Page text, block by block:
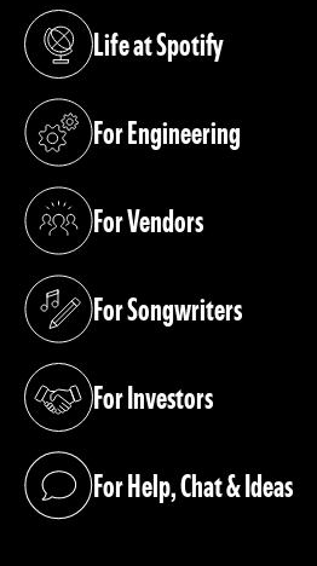
Life at Spotify
(opens in a new tab)
For Engineering
(opens in a new tab)
For Vendors
(opens in a new tab)
For Songwriters
(opens in a new tab)
For Investors
(opens in a new tab)
For Help, Chat & Ideas
(opens in a new tab)